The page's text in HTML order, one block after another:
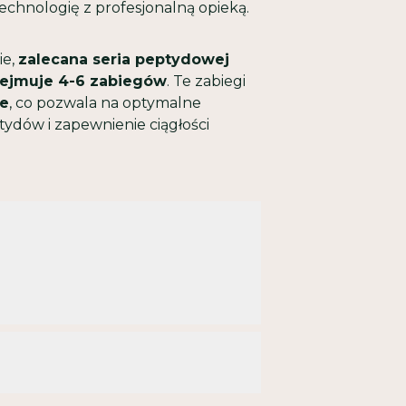
z profesjonalną opieką.
zalecana seria peptydowej
4-6 zabiegów. Te zabiegi
, co pozwala na optymalne
i zapewnienie ciągłości